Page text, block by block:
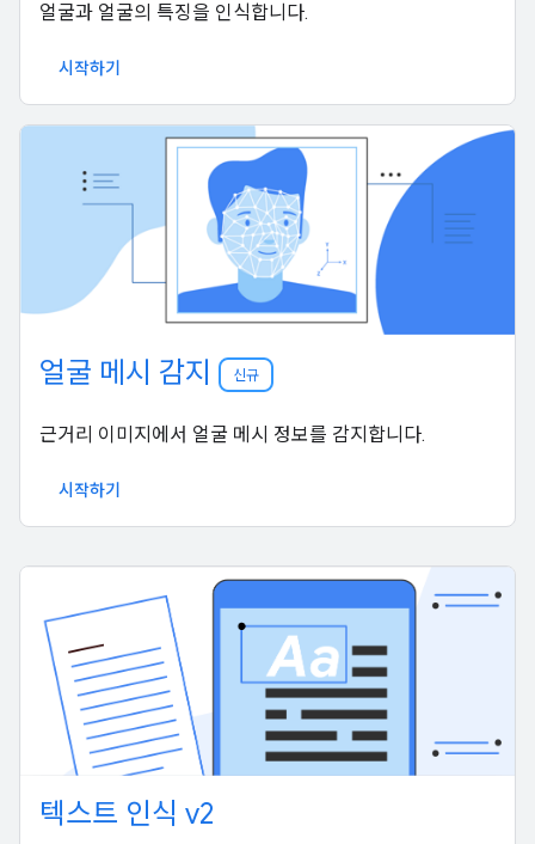
얼굴과 얼굴의 특징을 인식합니다.
시작하기
얼굴 메시 감지 신규
근거리 이미지에서 얼굴 메시 정보를 감지합니다.
시작하기
텍스트 인식 v2